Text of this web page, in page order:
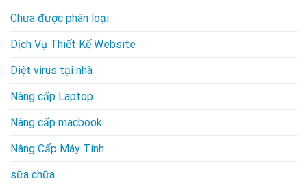
Chưa được phân loại
Dịch Vụ Thiết Kế Website
Diệt virus tại nhà
Nâng cấp Laptop
Nâng cấp macbook
Nâng Cấp Máy Tính
sữa chữa